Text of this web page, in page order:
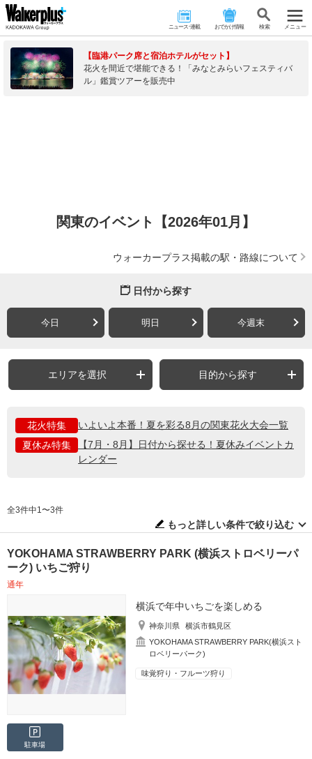
ニュース･連載 おでかけ情報 検 索 メニュー
【臨港パーク席と宿泊ホテルがセット】
花火を間近で堪能できる！「みなとみらいフェスティバ
ル」鑑賞ツアーを販売中
関東のイベント【2026年01月】
ウォーカープラス掲載の駅・路線について
日付から探す
今日 明日 今週末
エリアを選択 目的から探す
花火特集
いよいよ本番！夏を彩る8月の関東花火大会一覧
夏休み特集
【7月・8月】日付から探せる！夏休みイベントカ
レンダー
全3件中1〜3件
もっと詳しい条件で絞り込む
YOKOHAMA STRAWBERRY PARK (横浜ストロベリーパ
ーク) いちご狩り
通年
横浜で年中いちごを楽しめる
神奈川県
横浜市鶴見区
YOKOHAMA STRAWBERRY PARK(横浜スト
ロベリーパーク)
味覚狩り・フルーツ狩り
駐車場